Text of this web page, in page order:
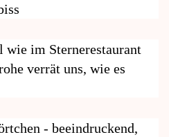
wie im Sternerestaurant
verrät uns, wie es
- beeindruckend,